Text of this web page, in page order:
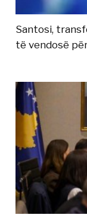
Santosi,
të vendosë